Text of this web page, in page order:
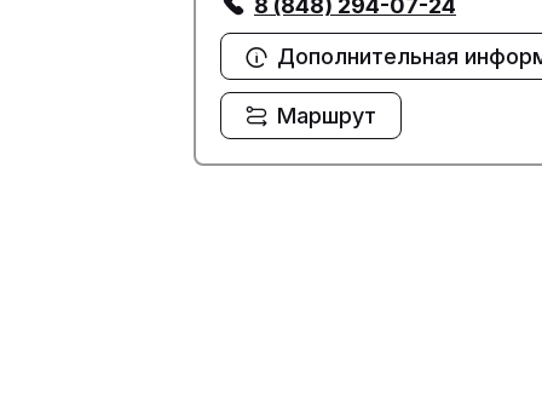
8 (848) 294-07-24
Дополнительная
Маршрут